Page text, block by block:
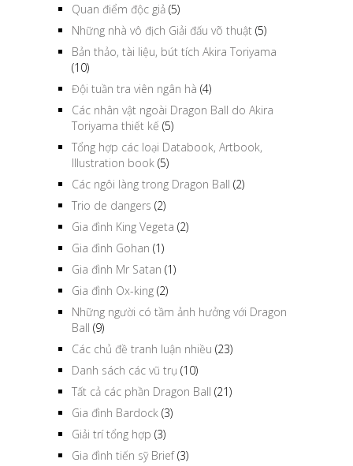
Quan điểm độc giả (5)
Những nhà vô địch Giải đấu võ thuật (5)
Bản thảo, tài liệu, bút tích Akira Toriyama
(10)
Đội tuần tra viên ngân hà (4)
Các nhân vật ngoài Dragon Ball do Akira
Toriyama thiết kế (5)
Tổng hợp các loại Databook, Artbook,
Illustration book (5)
Các ngôi làng trong Dragon Ball (2)
Trio de dangers (2)
Gia đình King Vegeta (2)
Gia đình Gohan (1)
Gia đình Mr Satan (1)
Gia đình Ox-king (2)
Những người có tầm ảnh hưởng với Dragon
Ball (9)
Các chủ đề tranh luận nhiều (23)
Danh sách các vũ trụ (10)
Tất cả các phần Dragon Ball (21)
Gia đình Bardock (3)
Giải trí tổng hợp (3)
Gia đình tiến sỹ Brief(3)